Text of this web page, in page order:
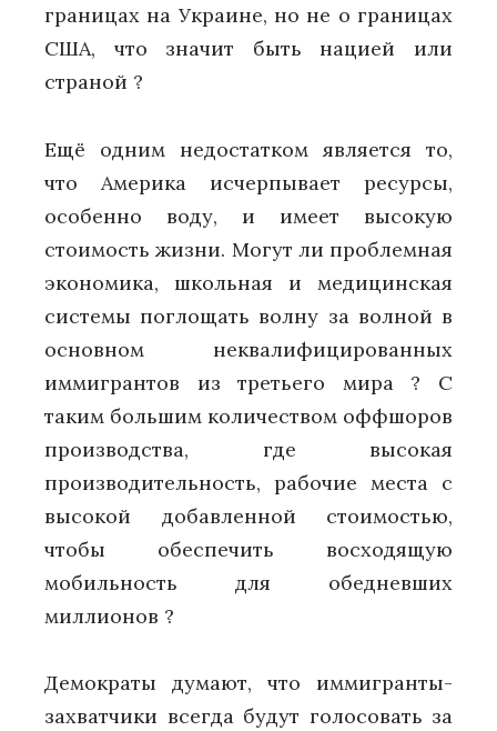
границах на Украине, но не о границах
США, что значит быть нацией или
страной ?
Ещё одним недостатком является то,
что Америка исчерпывает ресурсы,
особенно воду, и имеет высокую
стоимость жизни. Могут ли проблемная
экономика, школьная и медицинская
системы поглощать волну за волной в
основном неквалифицированных
иммигрантов из третьего мира ? С
таким большим количеством оффшоров
производства, где высокая
производительность, рабочие места с
высокой добавленной стоимостью,
чтобы обеспечить восходящую
мобильность для обедневших
миллионов ?
Демократы думают, что иммигранты-
захватчики всегда будут голосовать за